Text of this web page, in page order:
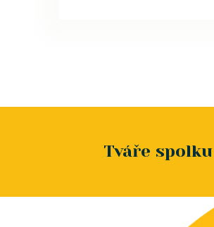
Tváře spolku